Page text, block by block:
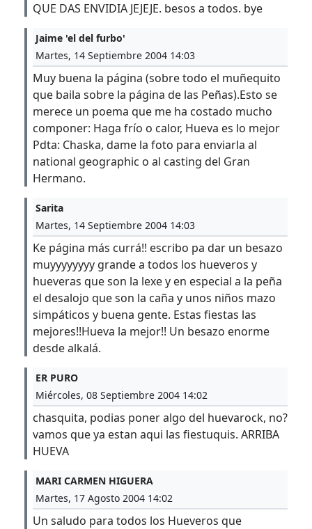
QUE DAS ENVIDIA JEJEJE. besos a todos. bye
Jaime 'el del furbo'
Martes, 14 Septiembre 2004 14:03
Muy buena la página (sobre todo el muñequito
que baila sobre la página de las Peñas).Esto se
merece un poema que me ha costado mucho
componer: Haga frío o calor, Hueva es lo mejor
Pdta: Chaska, dame la foto para enviarla al
national geographic o al casting del Gran
Hermano.
Sarita
Martes, 14 Septiembre 2004 14:03
Ke página más currá!! escribo pa dar un besazo
muyyyyyyyy grande a todos los hueveros y
hueveras que son la lexe y en especial a la peña
el desalojo que son la caña y unos niños mazo
simpáticos y buena gente. Estas fiestas las
mejores!!Hueva la mejor!! Un besazo enorme
desde alkalá.
ER PURO
Miércoles, 08 Septiembre 2004 14:02
chasquita, podias poner algo del huevarock, no?
vamos que ya estan aqui las fiestuquis. ARRIBA
HUEVA
MARI CARMEN HIGUERA
Martes, 17 Agosto 2004 14:02
Un saludo para todos los Hueveros que